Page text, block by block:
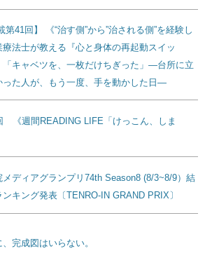
第41回】 《“治す側”から”治される側”を経験し
療法士が教える『心と身体の再起動スイッ
「キャベツを、一枚だけちぎった」―台所に立
った人が、もう一度、手を動かした日―
《週間READING LIFE「けっこん、しま
メディアグランプリ74th Season8 (8/3~8/9）結
キング発表〔TENRO-IN GRAND PRIX〕
、完成図はいらない。